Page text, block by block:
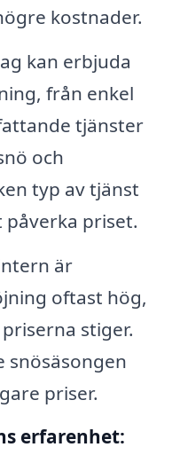
kostnader.
kan erbjuda
från enkel
tjänster
och
typ av tjänst
priset.
är
oftast hög,
stiger.
snösäsongen
priser.
erfarenhet: